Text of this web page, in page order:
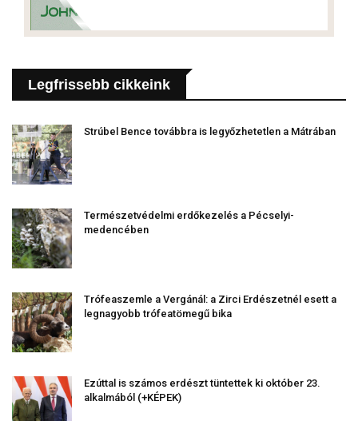
Legfrissebb cikkeink
Strúbel Bence továbbra is legyőzhetetlen a Mátrában
Természetvédelmi erdőkezelés a Pécselyi-
medencében
Trófeaszemle a Vergánál: a Zirci Erdészetnél esett a
legnagyobb trófeatömegű bika
Ezúttal is számos erdészt tüntettek ki október 23.
alkalmából (+KÉPEK)